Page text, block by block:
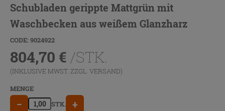
Schubladen gerippte Mattgrün mit
Waschbecken aus weißem Glanzharz
CODE: 9024922
804,70 € /STK.
(INKLUSIVE MWST. ZZGL. VERSAND)
MENGE
− STK. +